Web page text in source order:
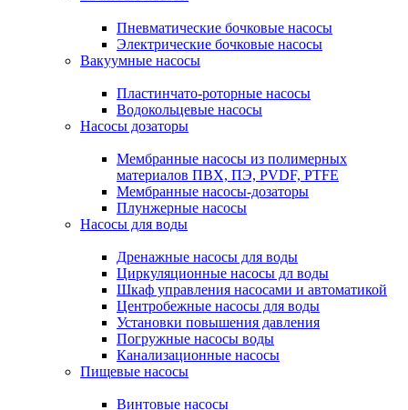
Пневматические бочковые насосы
Электрические бочковые насосы
Вакуумные насосы
Пластинчато-роторные насосы
Водокольцевые насосы
Насосы дозаторы
Мембранные насосы из полимерных
материалов ПВХ, ПЭ, PVDF, PTFE
Мембранные насосы-дозаторы
Плунжерные насосы
Насосы для воды
Дренажные насосы для воды
Циркуляционные насосы дл воды
Шкаф управления насосами и автоматикой
Центробежные насосы для воды
Установки повышения давления
Погружные насосы воды
Канализационные насосы
Пищевые насосы
Винтовые насосы